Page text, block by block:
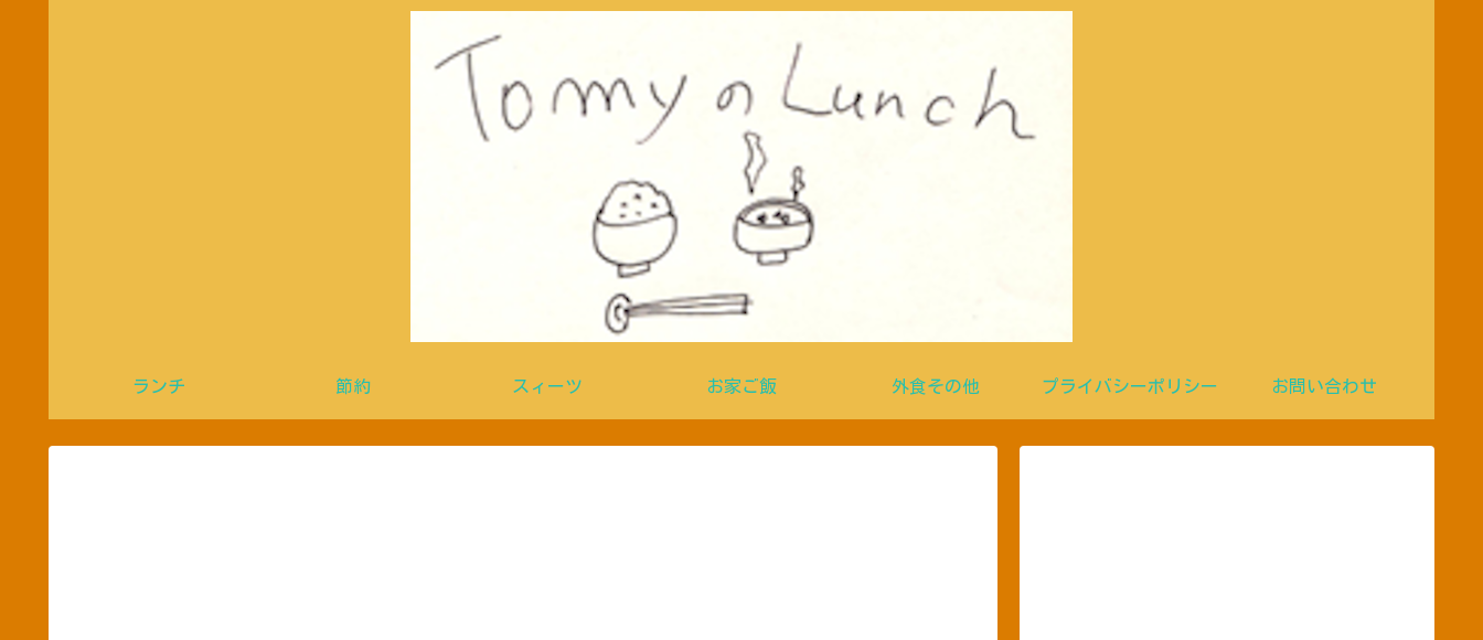
ランチ 節約 スィーツ お家ご飯 外食その他 プライバシーポリシー お問い合わせ